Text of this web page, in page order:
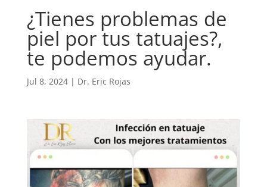
¿Tienes problemas de
piel por tus tatuajes?,
te podemos ayudar.
Jul 8, 2024| Dr. Eric Rojas